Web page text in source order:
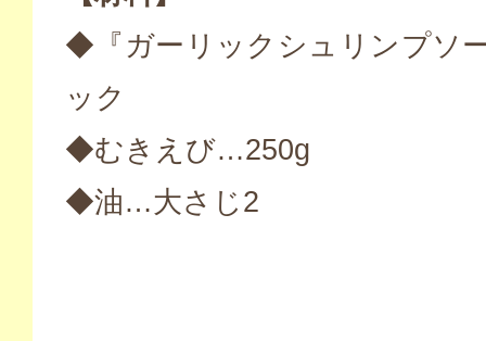
◆『ガーリックシュリンプソ
ック
◆むきえび…250g
◆油…大さじ2